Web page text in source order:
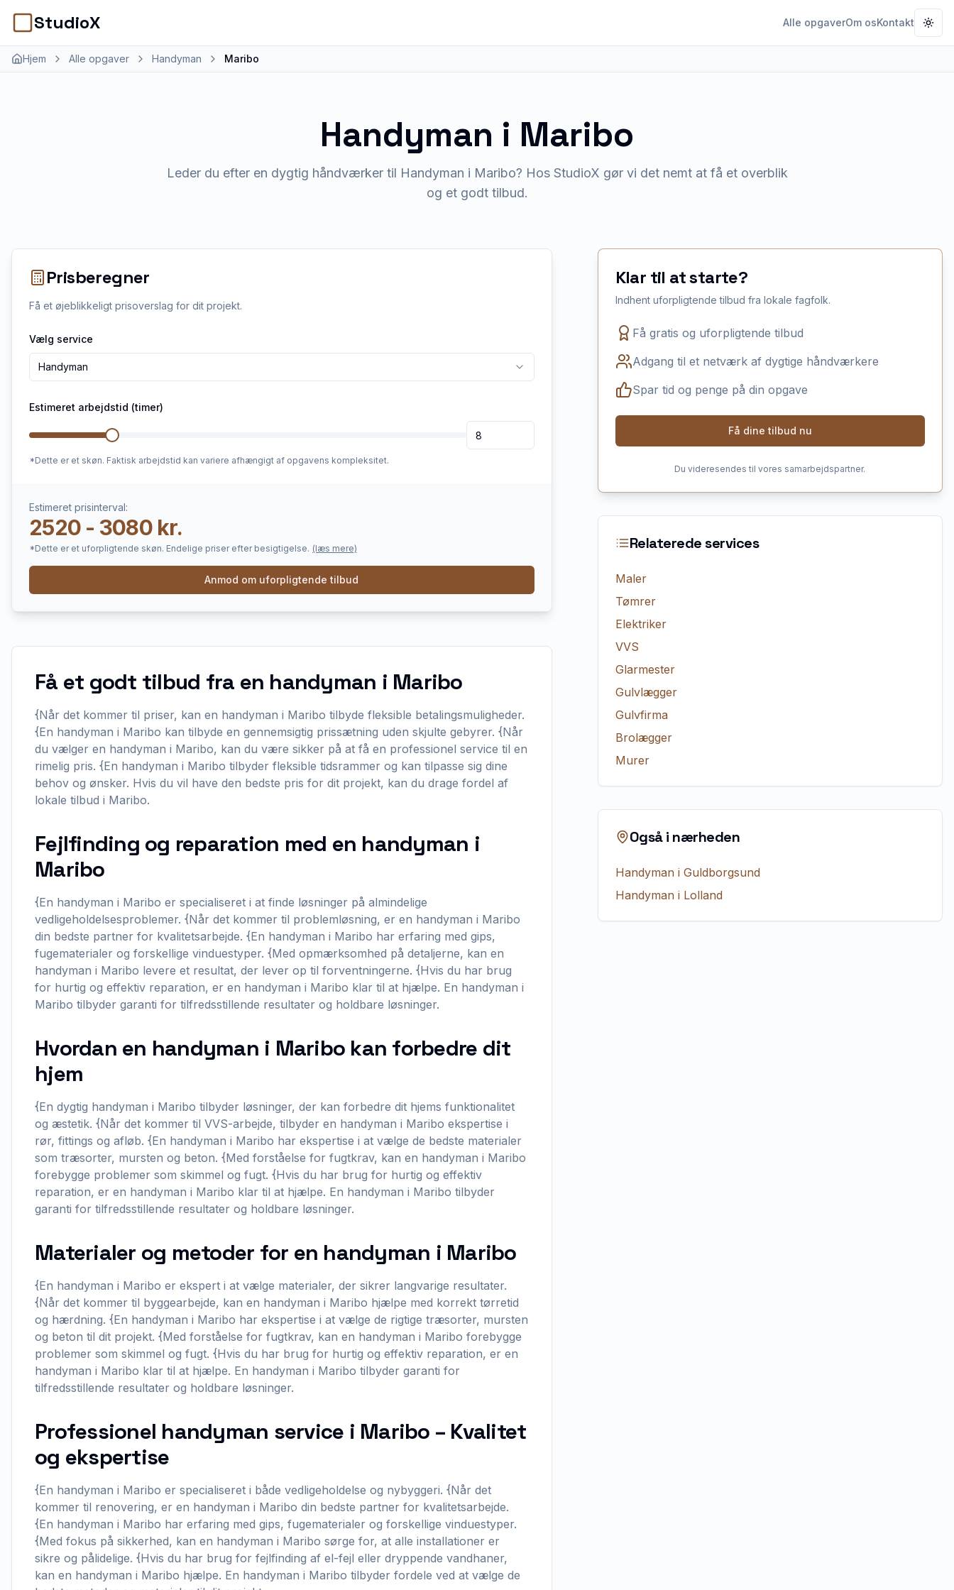
StudioX Alle opgaverOm osKontakt
Hjem Alle opgaver Handyman Maribo
Handyman i Maribo
Leder du efter en dygtig håndværker til Handyman i Maribo? Hos StudioX gør vi det nemt at få et overblik
og et godt tilbud.
Prisberegner
Få et øjeblikkeligt prisoverslag for dit projekt.
Vælg service
Handyman
Estimeret arbejdstid (timer)
*Dette er et skøn. Faktisk arbejdstid kan variere afhængigt af opgavens kompleksitet.
Estimeret prisinterval:
2520 - 3080 kr.
*Dette er et uforpligtende skøn. Endelige priser efter besigtigelse. (læs mere)
Anmod om uforpligtende tilbud
Få et godt tilbud fra en handyman i Maribo
{Når det kommer til priser, kan en handyman i Maribo tilbyde fleksible betalingsmuligheder.
{En handyman i Maribo kan tilbyde en gennemsigtig prissætning uden skjulte gebyrer. {Når
du vælger en handyman i Maribo, kan du være sikker på at få en professionel service til en
rimelig pris. {En handyman i Maribo tilbyder fleksible tidsrammer og kan tilpasse sig dine
behov og ønsker. Hvis du vil have den bedste pris for dit projekt, kan du drage fordel af
lokale tilbud i Maribo.
Fejlfinding og reparation med en handyman i
Maribo
{En handyman i Maribo er specialiseret i at finde løsninger på almindelige
vedligeholdelsesproblemer. {Når det kommer til problemløsning, er en handyman i Maribo
din bedste partner for kvalitetsarbejde. {En handyman i Maribo har erfaring med gips,
fugematerialer og forskellige vinduestyper. {Med opmærksomhed på detaljerne, kan en
handyman i Maribo levere et resultat, der lever op til forventningerne. {Hvis du har brug
for hurtig og effektiv reparation, er en handyman i Maribo klar til at hjælpe. En handyman i
Maribo tilbyder garanti for tilfredsstillende resultater og holdbare løsninger.
Hvordan en handyman i Maribo kan forbedre dit
hjem
{En dygtig handyman i Maribo tilbyder løsninger, der kan forbedre dit hjems funktionalitet
og æstetik. {Når det kommer til VVS-arbejde, tilbyder en handyman i Maribo ekspertise i
rør, fittings og afløb. {En handyman i Maribo har ekspertise i at vælge de bedste materialer
som træsorter, mursten og beton. {Med forståelse for fugtkrav, kan en handyman i Maribo
forebygge problemer som skimmel og fugt. {Hvis du har brug for hurtig og effektiv
reparation, er en handyman i Maribo klar til at hjælpe. En handyman i Maribo tilbyder
garanti for tilfredsstillende resultater og holdbare løsninger.
Materialer og metoder for en handyman i Maribo
{En handyman i Maribo er ekspert i at vælge materialer, der sikrer langvarige resultater.
{Når det kommer til byggearbejde, kan en handyman i Maribo hjælpe med korrekt tørretid
og hærdning. {En handyman i Maribo har ekspertise i at vælge de rigtige træsorter, mursten
og beton til dit projekt. {Med forståelse for fugtkrav, kan en handyman i Maribo forebygge
problemer som skimmel og fugt. {Hvis du har brug for hurtig og effektiv reparation, er en
handyman i Maribo klar til at hjælpe. En handyman i Maribo tilbyder garanti for
tilfredsstillende resultater og holdbare løsninger.
Professionel handyman service i Maribo – Kvalitet
og ekspertise
{En handyman i Maribo er specialiseret i både vedligeholdelse og nybyggeri. {Når det
kommer til renovering, er en handyman i Maribo din bedste partner for kvalitetsarbejde.
{En handyman i Maribo har erfaring med gips, fugematerialer og forskellige vinduestyper.
{Med fokus på sikkerhed, kan en handyman i Maribo sørge for, at alle installationer er
sikre og pålidelige. {Hvis du har brug for fejlfinding af el-fejl eller dryppende vandhaner,
kan en handyman i Maribo hjælpe. En handyman i Maribo tilbyder fordele ved at vælge de
Klar til at starte?
Indhent uforpligtende tilbud fra lokale fagfolk.
Få gratis og uforpligtende tilbud
Adgang til et netværk af dygtige håndværkere
Spar tid og penge på din opgave
Få dine tilbud nu
Du videresendes til vores samarbejdspartner.
Relaterede services
Maler
Tømrer
Elektriker
VVS
Glarmester
Gulvlægger
Gulvfirma
Brolægger
Murer
Også i nærheden
Handyman i Guldborgsund
Handyman i Lolland